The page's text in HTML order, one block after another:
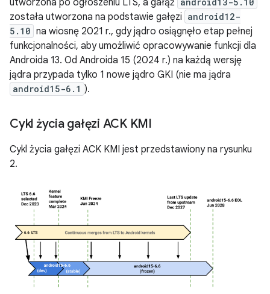
utworzona po ogłoszeniu LTS, a gałąź android13-5.10
została utworzona na podstawie gałęzi android12-
5.10 na wiosnę 2021 r., gdy jądro osiągnęło etap pełnej
funkcjonalności, aby umożliwić opracowywanie funkcji dla
Androida 13. Od Androida 15 (2024 r.) na każdą wersję
jądra przypada tylko 1 nowe jądro GKI (nie ma jądra
android15-6.1 ).
Cykl życia gałęzi ACK KMI
Cykl życia gałęzi ACK KMI jest przedstawiony na rysunku
2.